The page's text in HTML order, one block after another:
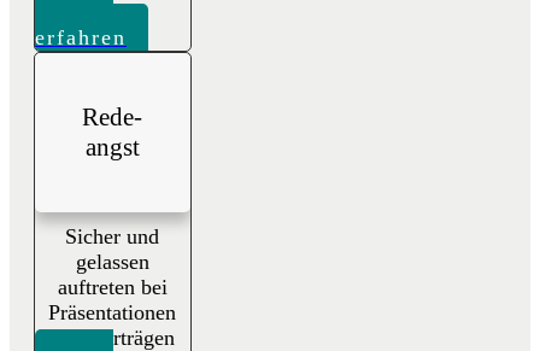
erfahren
Rede-
angst
Sicher und
gelassen
auftreten bei
Präsentationen
und Vorträgen